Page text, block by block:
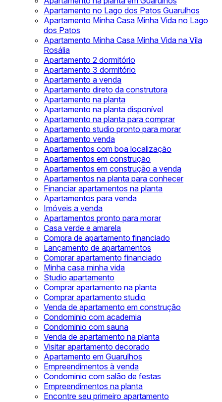
Apartamento no Lago dos Patos Guarulhos
Apartamento Minha Casa Minha Vida no Lago
dos Patos
Apartamento Minha Casa Minha Vida na Vila
Rosália
Apartamento 2 dormitório
Apartamento 3 dormitório
Apartamento a venda
Apartamento direto da construtora
Apartamento na planta
Apartamento na planta disponível
Apartamento na planta para comprar
Apartamento studio pronto para morar
Apartamento venda
Apartamentos com boa localização
Apartamentos em construção
Apartamentos em construção a venda
Apartamentos na planta para conhecer
Financiar apartamentos na planta
Apartamentos para venda
Imóveis a venda
Apartamentos pronto para morar
Casa verde e amarela
Compra de apartamento financiado
Lançamento de apartamentos
Comprar apartamento financiado
Minha casa minha vida
Studio apartamento
Comprar apartamento na planta
Comprar apartamento studio
Venda de apartamento em construção
Condominio com academia
Condominio com sauna
Venda de apartamento na planta
Visitar apartamento decorado
Apartamento em Guarulhos
Empreendimentos à venda
Condominio com salão de festas
Empreendimentos na planta
Encontre seu primeiro apartamento